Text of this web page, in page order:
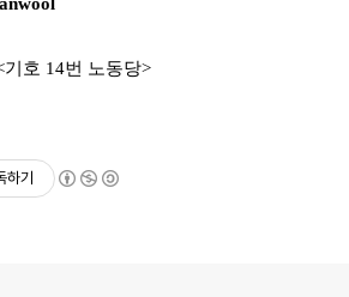
호 14번 노동당>
하기